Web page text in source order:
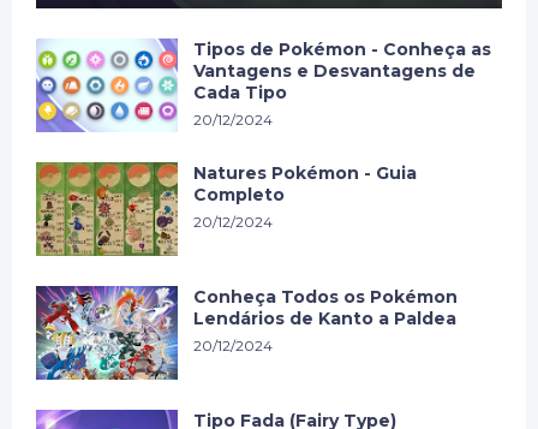
Tipos de Pokémon - Conheça as
Vantagens e Desvantagens de
Cada Tipo
20/12/2024
Natures Pokémon - Guia
Completo
20/12/2024
Conheça Todos os Pokémon
Lendários de Kanto a Paldea
20/12/2024
Tipo Fada (Fairy Type)